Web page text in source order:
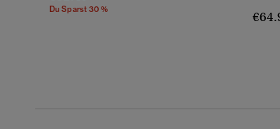
Du Sparst 30 %